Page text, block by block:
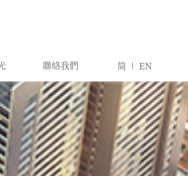
聯絡我們 简 EN